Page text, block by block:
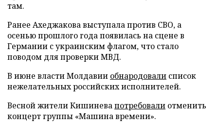
там.
Ранее Ахеджакова выступала против СВО, а
осенью прошлого года появилась на сцене в
Германии с украинским флагом, что стало
поводом для проверки МВД.
В июне власти Молдавии обнародовали список
нежелательных российских исполнителей.
Весной жители Кишиневапотребовали отменить
концерт группы «Машина времени».